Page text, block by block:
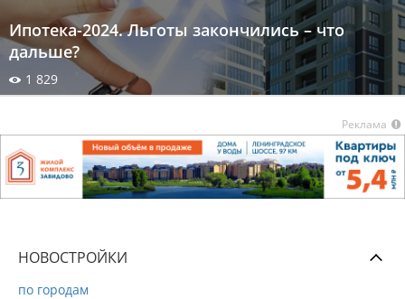
Ипотека-2024. Льготы закончились – что
дальше?
1 829
Реклама
НОВОСТРОЙКИ
по городам